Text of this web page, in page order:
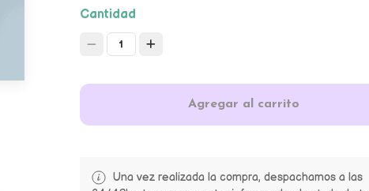
Cantidad
1
Agregar al carrito
Una vez realizada la compra, despachamos a las